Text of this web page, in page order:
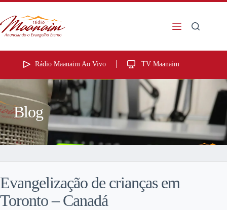
Rádio Maanaim Ao Vivo TV Maanaim
Blog
Evangelização de crianças em
Toronto – Canadá